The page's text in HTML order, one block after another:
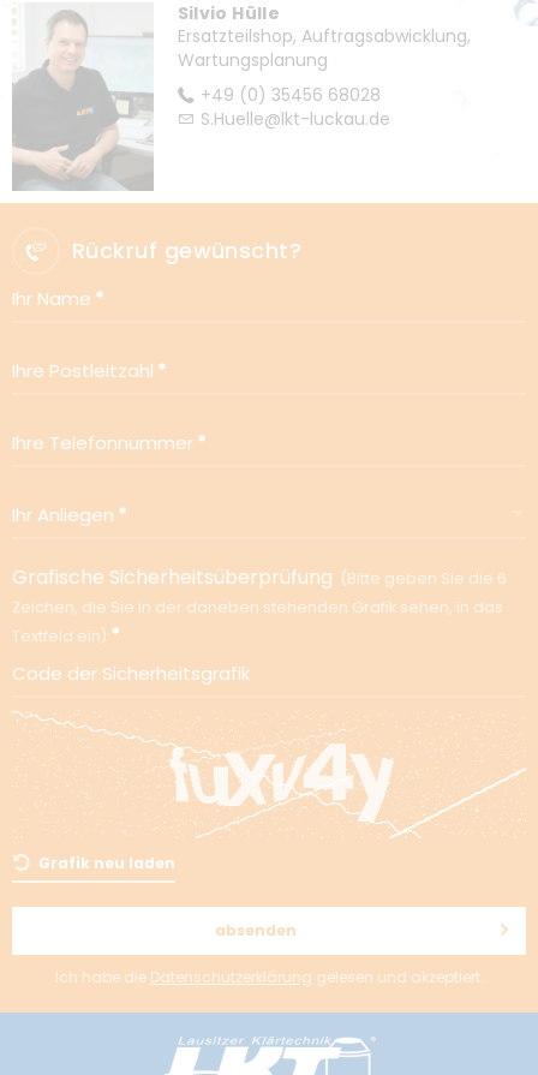
Silvio Hülle
Ersatzteilshop, Auftragsabwicklung,
Wartungsplanung
+49 (0) 35456 68028
S.Huelle@lkt-luckau.de
Rückruf gewünscht?
Ihr Name
Ihre Postleitzahl
Ihre Telefonnummer
Ihr Anliegen
Grafische Sicherheitsüberprüfung
Bitte geben Sie die 6
Zeichen, die Sie in der daneben stehenden Grafik sehen, in das
Textfeld ein
Code der Sicherheitsgrafik
Grafik neu laden
absenden
Ich habe die Datenschutzerklärung gelesen und akzeptiert.